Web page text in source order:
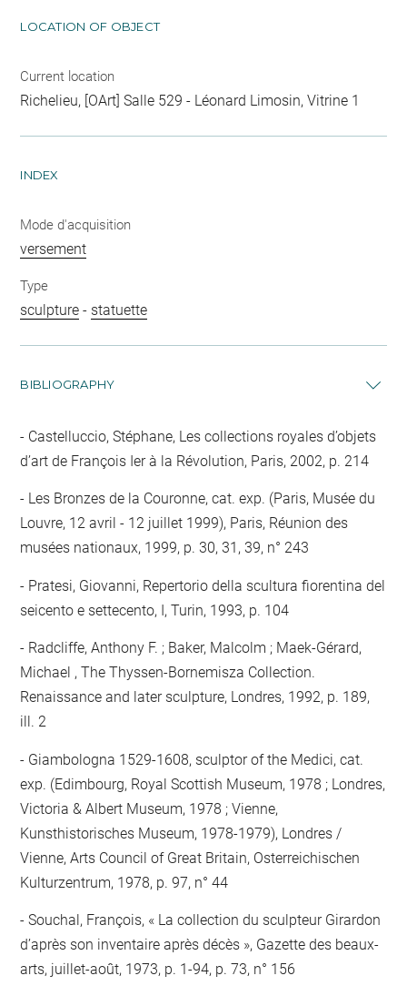
LOCATION OF OBJECT
Current location
Richelieu, [OArt] Salle 529 - Léonard Limosin, Vitrine 1
INDEX
Mode d'acquisition
versement
Type
sculpture - statuette
BIBLIOGRAPHY
Castelluccio, Stéphane, Les collections royales d’objets
d’art de François Ier à la Révolution, Paris, 2002, p. 214
Les Bronzes de la Couronne, cat. exp. (Paris, Musée du
Louvre, 12 avril - 12 juillet 1999), Paris, Réunion des
musées nationaux, 1999, p. 30, 31, 39, n° 243
Pratesi, Giovanni, Repertorio della scultura fiorentina del
seicento e settecento, I, Turin, 1993, p. 104
Radcliffe, Anthony F. ; Baker, Malcolm ; Maek-Gérard,
Michael , The Thyssen-Bornemisza Collection.
Renaissance and later sculpture, Londres, 1992, p. 189,
ill. 2
Giambologna 1529-1608, sculptor of the Medici, cat.
exp. (Edimbourg, Royal Scottish Museum, 1978 ; Londres,
Victoria & Albert Museum, 1978 ; Vienne,
Kunsthistorisches Museum, 1978-1979), Londres /
Vienne, Arts Council of Great Britain, Osterreichischen
Kulturzentrum, 1978, p. 97, n° 44
Souchal, François, « La collection du sculpteur Girardon
d’après son inventaire après décès », Gazette des beaux-
arts, juillet-août, 1973, p. 1-94, p. 73, n° 156